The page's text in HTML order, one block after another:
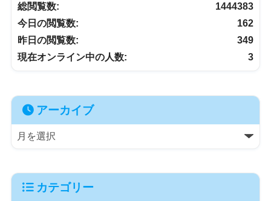
1444383
総閲覧数:
162
今日の閲覧数:
349
昨日の閲覧数:
3
現在オンライン中の人数:
アーカイブ
カテゴリー